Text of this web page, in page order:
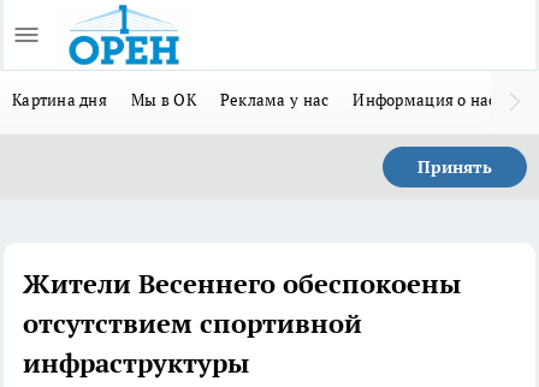
Картина дня Мы в ОК Реклама у нас Информация о нас
Принять
Жители Весеннего обеспокоены
отсутствием спортивной
инфраструктуры